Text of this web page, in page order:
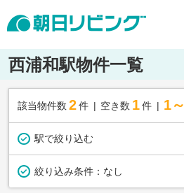
西浦和駅物件一覧
該当物件数 2件 空き数 1 件 1
駅で絞り込む
絞り込み条件： なし